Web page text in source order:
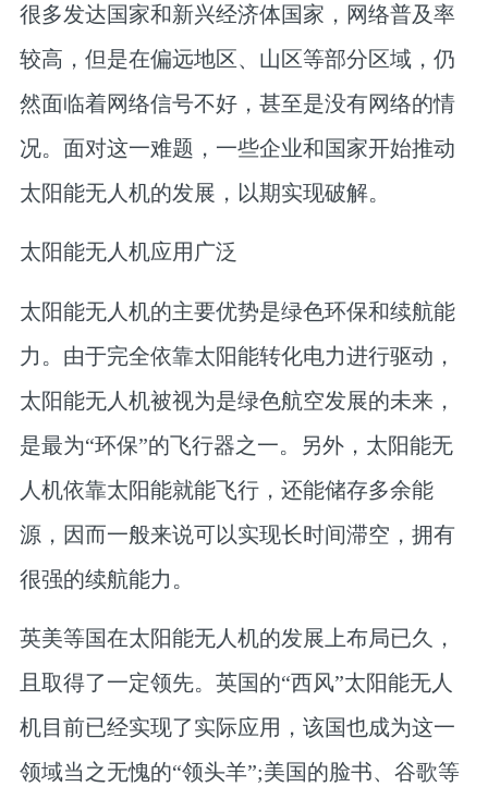
很多发达国家和新兴经济体国家，网络普及率
较高，但是在偏远地区、山区等部分区域，仍
然面临着网络信号不好，甚至是没有网络的情
况。面对这一难题，一些企业和国家开始推动
太阳能无人机的发展，以期实现破解。
太阳能无人机应用广泛
太阳能无人机的主要优势是绿色环保和续航能
力。由于完全依靠太阳能转化电力进行驱动，
太阳能无人机被视为是绿色航空发展的未来，
是最为“环保”的飞行器之一。另外，太阳能无
人机依靠太阳能就能飞行，还能储存多余能
源，因而一般来说可以实现长时间滞空，拥有
很强的续航能力。
英美等国在太阳能无人机的发展上布局已久，
且取得了一定领先。英国的“西风”太阳能无人
机目前已经实现了实际应用，该国也成为这一
领域当之无愧的“领头羊”;美国的脸书、谷歌等